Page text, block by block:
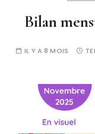
Bilan
IL Y A 8 MOIS